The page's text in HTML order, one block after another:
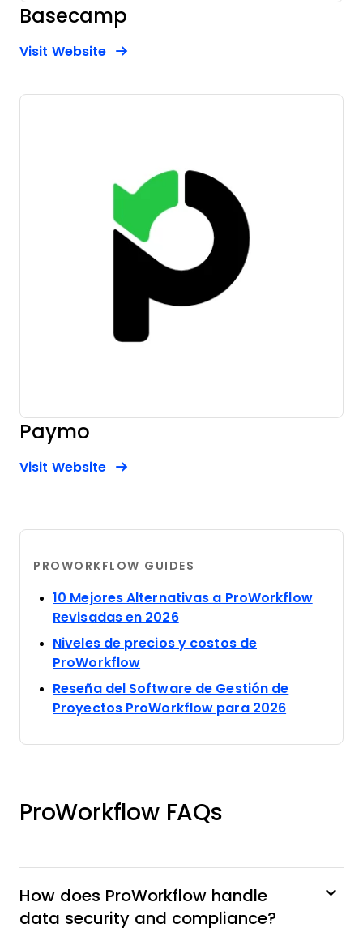
Basecamp
Visit WebsiteOpens New Window
Paymo
Visit WebsiteOpens New Window
PROWORKFLOW GUIDES
10 Mejores Alternativas a ProWorkflow
Revisadas en 2026Opens new window
Niveles de precios y costos de
ProWorkflowOpens new window
Reseña del Software de Gestión de
Proyectos ProWorkflow para 2026Opens
ProWorkflow FAQs
How does ProWorkflow handle
data security and compliance?